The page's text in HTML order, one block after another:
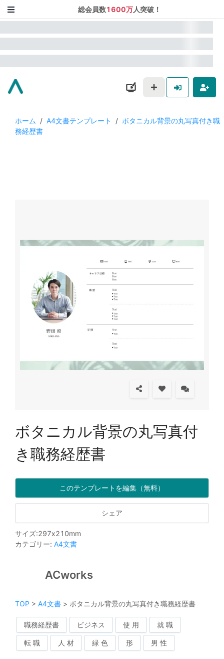
総会員数1600万人突破！
ホーム / A4文書テンプレート / ボタニカル背景の丸写真付き職
務経歴書
ボタニカル背景の丸写真付
き職務経歴書
このテンプレートを編集（無料）
シェア
サイズ:297x210mm
カテゴリー: A4文書
ACworks
TOP > A4文書 > ボタニカル背景の丸写真付き職務経歴書
職務経歴書 ビジネス 使 用 就 職
転 職 人 材 緑 色 形 男 性